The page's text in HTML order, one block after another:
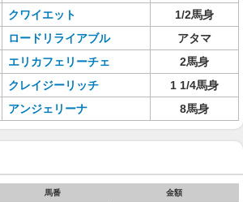
クワイエット
1/2馬身
ロードリライアブル
アタマ
エリカフェリーチェ
2馬身
クレイジーリッチ
1 1/4馬身
アンジェリーナ 8馬身
馬番 金額